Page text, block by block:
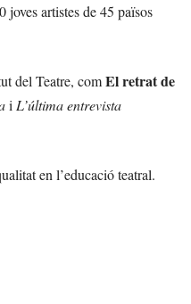
joves artistes de 45 països
del Teatre, comEl retrat de
iL’última entrevista
en l’educació teatral.